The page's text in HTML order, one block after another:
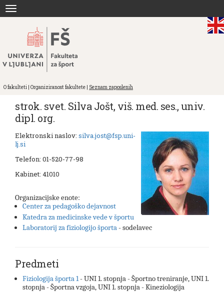
navigation
O fakulteti | Organiziranost fakultete | Seznam zaposlenih
strok. svet. Silva Jošt, viš. med. ses., univ.
dipl. org.
Elektronski naslov: silva.jost@fsp.uni-
lj.si
Telefon: 01-520-77-98
Kabinet: 41010
Organizacijske enote:
Center za pedagoško dejavnost
Katedra za medicinske vede v športu
Laboratorij za fiziologijo športa- sodelavec
Predmeti
Fiziologija športa 1 - UNI 1. stopnja - Športno treniranje, UNI 1.
stopnja - Športna vzgoja, UNI 1. stopnja - Kineziologija